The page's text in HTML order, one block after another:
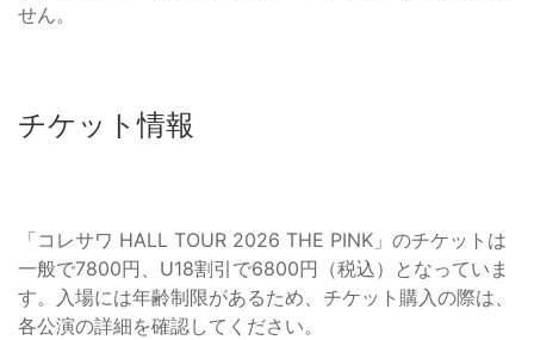
せん。
チケット情報
「コレサワ HALL TOUR 2026 THE PINK」のチケットは
一般で7800円、U18割引で6800円（税込）となっていま
す。入場には年齢制限があるため、チケット購入の際は、
各公演の詳細を確認してください。